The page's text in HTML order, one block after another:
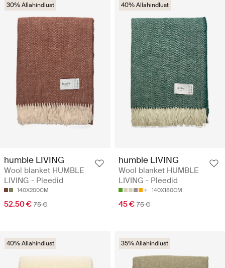
30% Allahindlust
humble LIVING
Wool blanket HUMBLE
LIVING - Pleedid
140X200CM
52.50 € 75 €
40% Allahindlust
humble LIVING
Wool blanket HUMBLE
LIVING - Pleedid
140X180CM
45 € 75 €
40% Allahindlust 35% Allahindlust